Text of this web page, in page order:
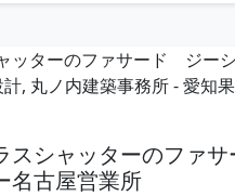
スシャッターのファ
名古屋営業所